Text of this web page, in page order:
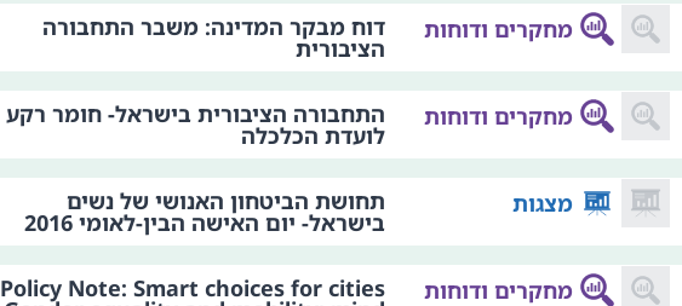
מחקרים ודוחות דוח מבקר המדינה: משבר התחבורה
הציבורית
מחקרים ודוחות התחבורה הציבורית בישראל- חומר רקע
לועדת הכלכלה
מצגות תחושת הביטחון האנושי של נשים
בישראל- יום האישה הבין-לאומי 2016
מחקרים ודוחות Policy Note: Smart choices for cities